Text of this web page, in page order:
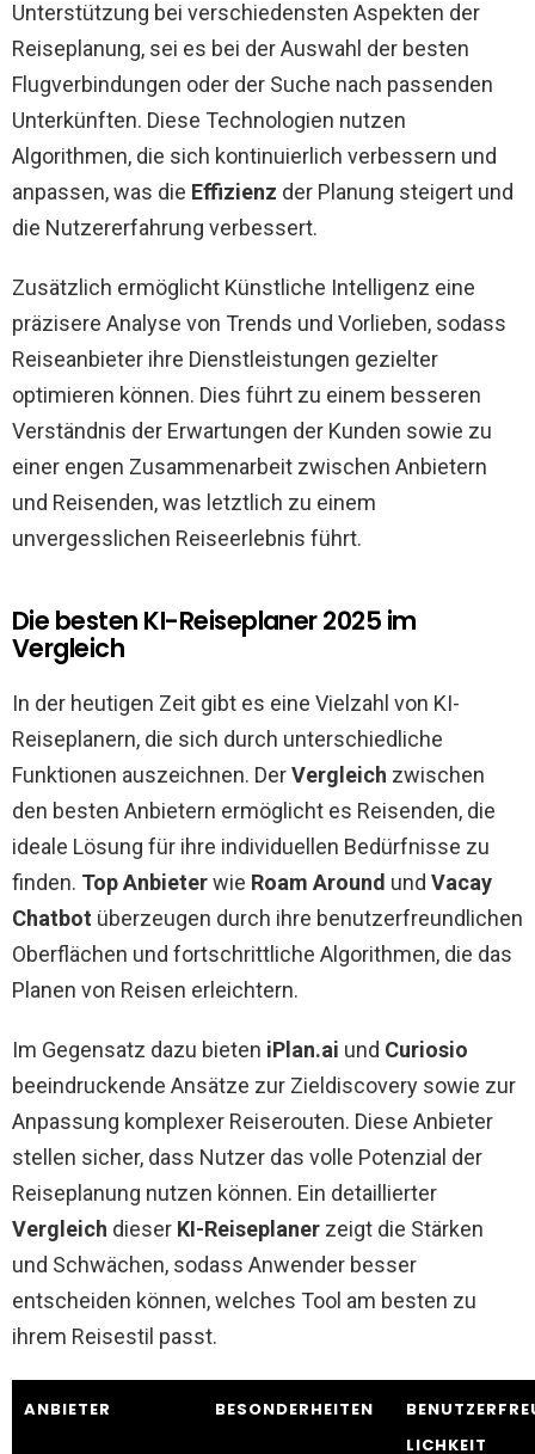
Unterstützung bei verschiedensten Aspekten der
Reiseplanung, sei es bei der Auswahl der besten
Flugverbindungen oder der Suche nach passenden
Unterkünften. Diese Technologien nutzen
Algorithmen, die sich kontinuierlich verbessern und
anpassen, was die Effizienz der Planung steigert und
die Nutzererfahrung verbessert.
Zusätzlich ermöglicht Künstliche Intelligenz eine
präzisere Analyse von Trends und Vorlieben, sodass
Reiseanbieter ihre Dienstleistungen gezielter
optimieren können. Dies führt zu einem besseren
Verständnis der Erwartungen der Kunden sowie zu
einer engen Zusammenarbeit zwischen Anbietern
und Reisenden, was letztlich zu einem
unvergesslichen Reiseerlebnis führt.
Die besten KI-Reiseplaner 2025 im
Vergleich
In der heutigen Zeit gibt es eine Vielzahl von KI-
Reiseplanern, die sich durch unterschiedliche
Funktionen auszeichnen. DerVergleich zwischen
den besten Anbietern ermöglicht es Reisenden, die
ideale Lösung für ihre individuellen Bedürfnisse zu
finden. Top Anbieterwie Roam Around und Vacay
Chatbot überzeugen durch ihre benutzerfreundlichen
Oberflächen und fortschrittliche Algorithmen, die das
Planen von Reisen erleichtern.
Im Gegensatz dazu bieten iPlan.ai und Curiosio
beeindruckende Ansätze zur Zieldiscovery sowie zur
Anpassung komplexer Reiserouten. Diese Anbieter
stellen sicher, dass Nutzer das volle Potenzial der
Reiseplanung nutzen können. Ein detaillierter
Vergleich dieser KI-Reiseplaner zeigt die Stärken
und Schwächen, sodass Anwender besser
entscheiden können, welches Tool am besten zu
ihrem Reisestil passt.
ANBIETER BESONDERHEITEN
LICHKEIT